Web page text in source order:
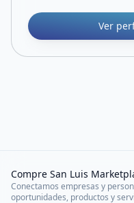
Ver
Compre San Luis
Conectamos empresas y
oportunidades, productos y